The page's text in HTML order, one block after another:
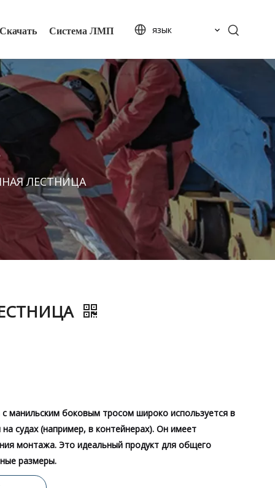
Скачать Система ЛМП язык
ЛЕСТНИЦА
манильским боковым тросом широко используется в
судах (например, в контейнерах). Он имеет
монтажа. Это идеальный продукт для общего
размеры.